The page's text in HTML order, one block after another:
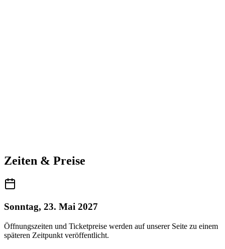
Zeiten & Preise
Sonntag, 23. Mai 2027
Öffnungszeiten und Ticketpreise werden auf unserer Seite zu einem
späteren Zeitpunkt veröffentlicht.